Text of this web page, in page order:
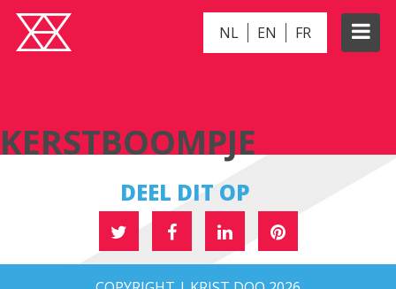
NL EN FR
KERSTBOOMPJE
DEEL DIT OP